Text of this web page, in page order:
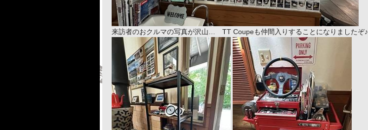
来訪者のおクルマの写真が沢山… TT Coupeも仲間入りすることになりましたぞ♪